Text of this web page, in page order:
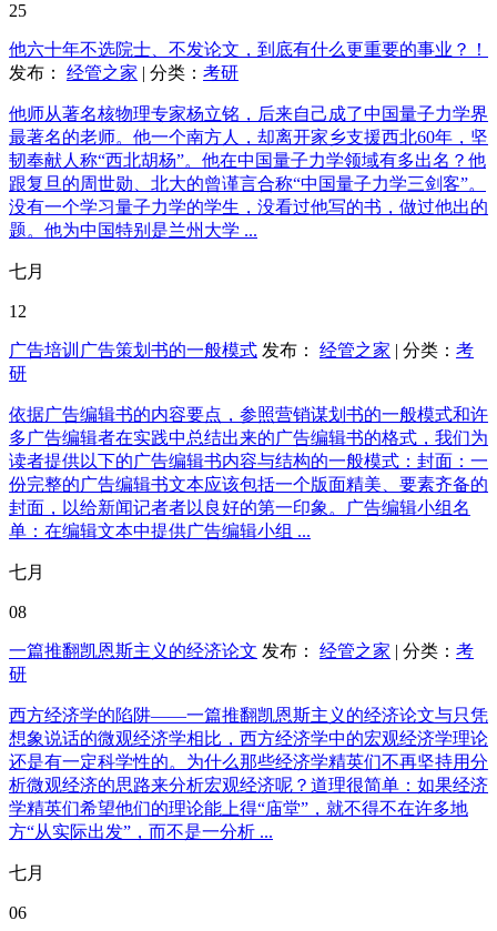
25
他六十年不选院士、不发论文，到底有什么更重要的事业？！
发布： 经管之家 | 分类： 考研
他师从著名核物理专家杨立铭，后来自己成了中国量子力学界
最著名的老师。他一个南方人，却离开家乡支援西北60年，坚
韧奉献人称“西北胡杨”。他在中国量子力学领域有多出名？他
跟复旦的周世勋、北大的曾谨言合称“中国量子力学三剑客”。
没有一个学习量子力学的学生，没看过他写的书，做过他出的
题。他为中国特别是兰州大学 ...
七月
12
广告培训广告策划书的一般模式 发布： 经管之家 | 分类： 考
研
依据广告编辑书的内容要点，参照营销谋划书的一般模式和许
多广告编辑者在实践中总结出来的广告编辑书的格式，我们为
读者提供以下的广告编辑书内容与结构的一般模式：封面：一
份完整的广告编辑书文本应该包括一个版面精美、要素齐备的
封面，以给新闻记者者以良好的第一印象。广告编辑小组名
单：在编辑文本中提供广告编辑小组 ...
七月
08
一篇推翻凯恩斯主义的经济论文 发布： 经管之家 | 分类： 考
研
西方经济学的陷阱——一篇推翻凯恩斯主义的经济论文与只凭
想象说话的微观经济学相比，西方经济学中的宏观经济学理论
还是有一定科学性的。为什么那些经济学精英们不再坚持用分
析微观经济的思路来分析宏观经济呢？道理很简单：如果经济
学精英们希望他们的理论能上得“庙堂”，就不得不在许多地
方“从实际出发”，而不是一分析 ...
七月
06